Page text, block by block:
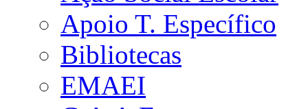
Apoio T. Específico
Bibliotecas
EMAEI